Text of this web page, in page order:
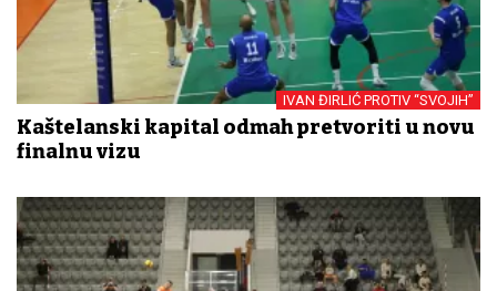
IVAN ĐIRLIĆ PROTIV “SVOJIH”
Kaštelanski kapital odmah pretvoriti u novu
finalnu vizu